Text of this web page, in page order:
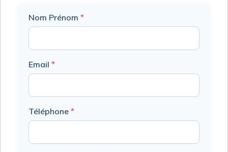
Nom Prénom *
Email *
Téléphone *